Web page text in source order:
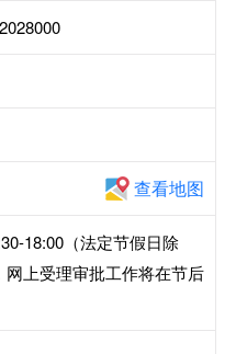
查看地图
18:00（法定节假日除
上受理审批工作将在节后